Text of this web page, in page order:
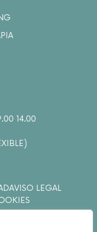
14.00
AVISO LEGAL